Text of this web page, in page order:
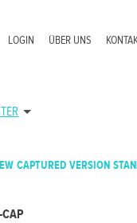
ÜBER UNS
LOGIN
CAPTURED VERSION